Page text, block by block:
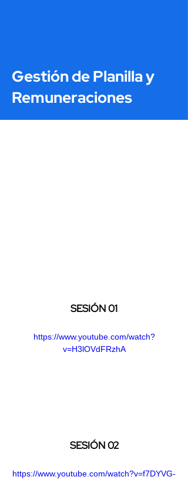
Gestión de Planilla y
Remuneraciones
SESIÓN 01
https://www.youtube.com/watch?
v=H3lOVdFRzhA
SESIÓN 02
https://www.youtube.com/watch?v=f7DYVG-